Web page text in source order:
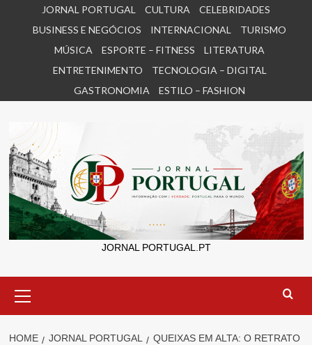
JORNAL PORTUGAL CULTURA
CELEBRIDADES
BUSINESS E NEGÓCIOS
INTERNACIONAL
TURISMO
MÚSICA
ESPORTE – FITNESS
LITERATURA
ENTRETENIMENTO
TECNOLOGIA – DIGITAL
GASTRONOMIA
ESTILO – FASHION
JORNAL PORTUGAL.PT
Menu
HOME JORNAL PORTUGAL
QUEIXAS EM ALTA: O RETRATO